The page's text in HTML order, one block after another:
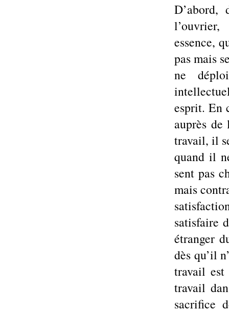
essence,
pas mais
ne
esprit. En
auprès
travail, il
quand il
sent pas
mais
satisfaire
étranger
dès qu’il
travail
travail
sacrifice